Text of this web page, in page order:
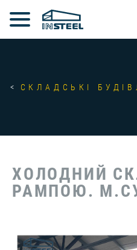
СКЛАДСЬКІ
ХОЛОДНИЙ
РАМПОЮ.